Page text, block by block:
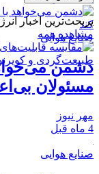
هوایی
می‌خواهد
نیوز
هوایی
اخبار انرژی
همه